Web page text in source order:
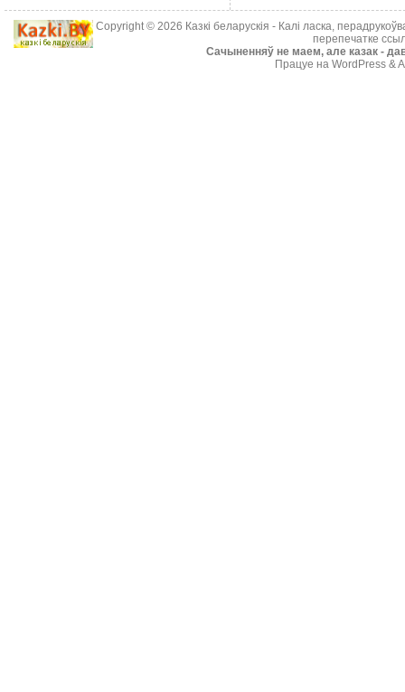
Copyright © 2026 Казкі беларускія - Калі ласка,
перепечатке
Cачыненняў не маем, але казак -
Працуе на WordPress &